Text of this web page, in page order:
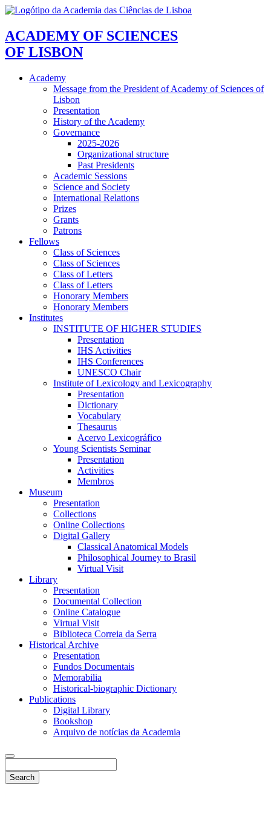
ACADEMY OF SCIENCES
OF LISBON
Academy
Message from the President of Academy of Sciences of
Lisbon
Presentation
History of the Academy
Governance
2025-2026
Organizational structure
Past Presidents
Academic Sessions
Science and Society
International Relations
Prizes
Grants
Patrons
Fellows
Class of Sciences
Class of Sciences
Class of Letters
Class of Letters
Honorary Members
Honorary Members
Institutes
INSTITUTE OF HIGHER STUDIES
Presentation
IHS Activities
IHS Conferences
UNESCO Chair
Institute of Lexicology and Lexicography
Presentation
Dictionary
Vocabulary
Thesaurus
Acervo Lexicográfico
Young Scientists Seminar
Presentation
Activities
Membros
Museum
Presentation
Collections
Online Collections
Digital Gallery
Classical Anatomical Models
Philosophical Journey to Brasil
Virtual Visit
Library
Presentation
Documental Collection
Online Catalogue
Virtual Visit
Biblioteca Correia da Serra
Historical Archive
Presentation
Fundos Documentais
Memorabilia
Historical-biographic Dictionary
Publications
Digital Library
Bookshop
Arquivo de notícias da Academia